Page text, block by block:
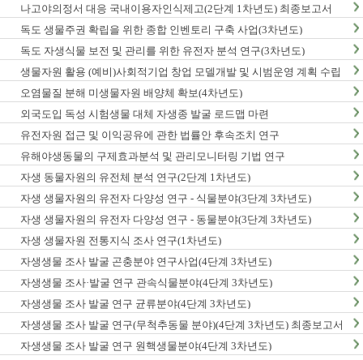
나고야의정서 대응 국내이용자인식제고(2단계 1차년도) 최종보고서
독도 생물주권 확립을 위한 종합 인벤토리 구축 사업(3차년도)
독도 자생식물 보전 및 관리를 위한 유전자 분석 연구(3차년도)
생물자원 활용 (예비)사회적기업 창업 모델개발 및 시범운영 계획 수립
오염물질 분해 미생물자원 배양체 확보(4차년도)
외국도입 독성 시험생물 대체 자생종 발굴 로드맵 마련
유전자원 접근 및 이익공유에 관한 법률안 후속조치 연구
유해야생동물의 구제효과분석 및 관리모니터링 기법 연구
자생 동물자원의 유전체 분석 연구(2단계 1차년도)
자생 생물자원의 유전자 다양성 연구 - 식물분야(3단계 3차년도)
자생 생물자원의 유전자 다양성 연구 - 동물분야(3단계 3차년도)
자생 생물자원 전통지식 조사 연구(1차년도)
자생생물 조사 발굴 곤충분야 연구사업(4단계 3차년도)
자생생물 조사·발굴 연구 관속식물분야(4단계 3차년도)
자생생물 조사 발굴 연구 균류분야(4단계 3차년도)
자생생물 조사 발굴 연구(무척추동물 분야)(4단계 3차년도) 최종보고서
자생생물 조사 발굴 연구 원핵생물분야(4단계 3차년도)